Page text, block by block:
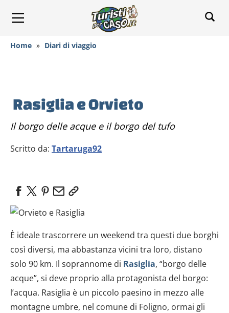
Home » Diari di viaggio
Rasiglia e Orvieto
Il borgo delle acque e il borgo del tufo
Scritto da: Tartaruga92
È ideale trascorrere un weekend tra questi due borghi
così diversi, ma abbastanza vicini tra loro, distano
solo 90 km. Il soprannome di Rasiglia, “borgo delle
acque”, si deve proprio alla protagonista del borgo:
l’acqua. Rasiglia è un piccolo paesino in mezzo alle
montagne umbre, nel comune di Foligno, ormai gli